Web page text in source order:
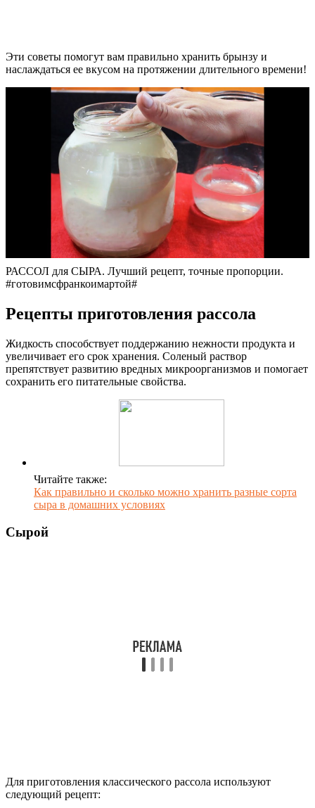
Эти советы помогут вам правильно хранить брынзу и
наслаждаться ее вкусом на протяжении длительного времени!
РАССОЛ для СЫРА. Лучший рецепт, точные пропорции.
#готовимсфранкоимартой#
Рецепты приготовления рассола
Жидкость способствует поддержанию нежности продукта и
увеличивает его срок хранения. Соленый раствор
препятствует развитию вредных микроорганизмов и помогает
сохранить его питательные свойства.
Читайте также:
Как правильно и сколько можно хранить разные сорта
сыра в домашних условиях
Сырой
Для приготовления классического рассола используют
следующий рецепт: